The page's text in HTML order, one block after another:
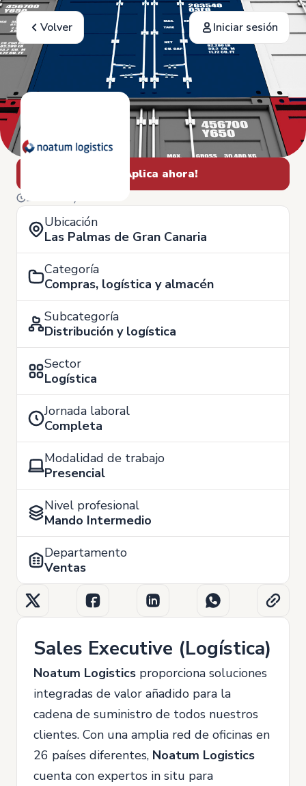
Volver Iniciar sesión
¡Aplica ahora!
27 de Mayo
Ubicación
Las Palmas de Gran Canaria
Categoría
Compras, logística y almacén
Subcategoría
Distribución y logística
Sector
Logística
Jornada laboral
Completa
Modalidad de trabajo
Presencial
Nivel profesional
Mando Intermedio
Departamento
Ventas
Sales Executive (Logística)
Noatum Logistics proporciona soluciones
integradas de valor añadido para la
cadena de suministro de todos nuestros
clientes. Con una amplia red de oficinas en
26 países diferentes, Noatum Logistics
cuenta con expertos in situ para